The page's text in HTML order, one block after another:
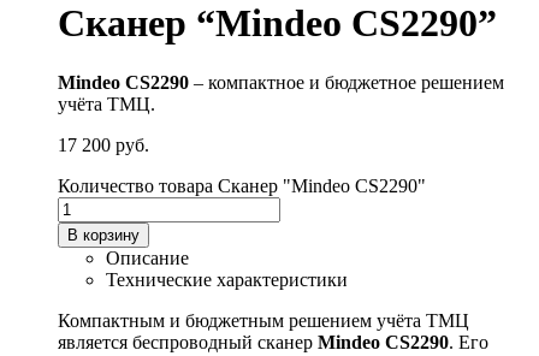
Сканер “Mindeo CS2290”
Mindeo CS2290 – компактное и бюджетное решением
учёта ТМЦ.
17 200 руб.
Количество товара Сканер "Mindeo CS2290"
В корзину
Описание
Технические характеристики
Компактным и бюджетным решением учёта ТМЦ
является беспроводный сканер Mindeo CS2290. Его